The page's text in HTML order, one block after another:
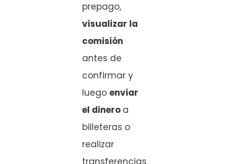
prepago,
visualizar la
comisión
antes de
confirmar y
luego enviar
el dinero a
billeteras o
realizar